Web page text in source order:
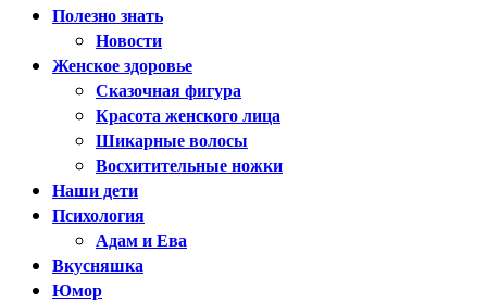
Полезно знать
Новости
Женское здоровье
Сказочная фигура
Красота женского лица
Шикарные волосы
Восхитительные ножки
Наши дети
Психология
Адам и Ева
Вкусняшка
Юмор